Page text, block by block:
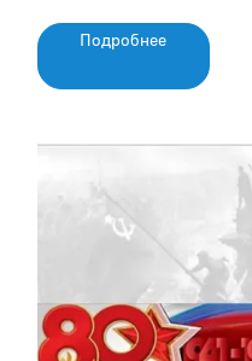
Подробнее